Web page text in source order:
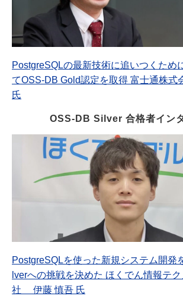
PostgreSQLの最新技術に追いつくため
てOSS-DB Gold認定を取得 富士通株
氏
OSS-DB Silver 合格者イン
PostgreSQLを使った新規システム開発
lverへの挑戦を決めた ほくでん情報テ
社 伊藤 慎吾 氏